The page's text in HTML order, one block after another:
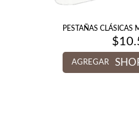
PESTAÑAS CLÁSICAS
$
AGREGAR